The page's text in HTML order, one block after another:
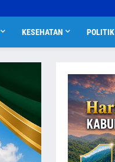
KESEHATAN POLITIK